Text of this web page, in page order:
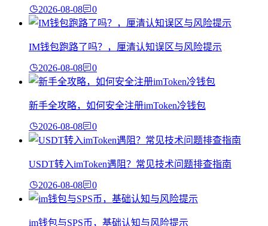
2026-08-08 0
IM钱包跑路了吗？，厘清认知误区与风险提示
2026-08-08 0
新手全攻略，如何安全注册imToken冷钱包
2026-08-08 0
USDT转入imToken遇阻？常见技术问题排查指南
2026-08-08 0
im钱包与SPS币，基础认知与风险提示